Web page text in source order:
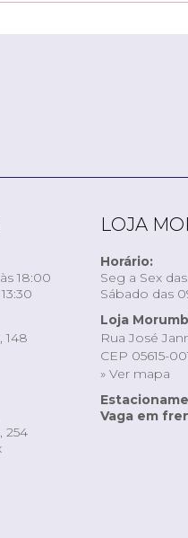
18:00
148
254
LOJA
Horário:
Seg a Sex
Sábado das
Loja
Rua José
CEP 05615-
» Ver mapa
Vaga em